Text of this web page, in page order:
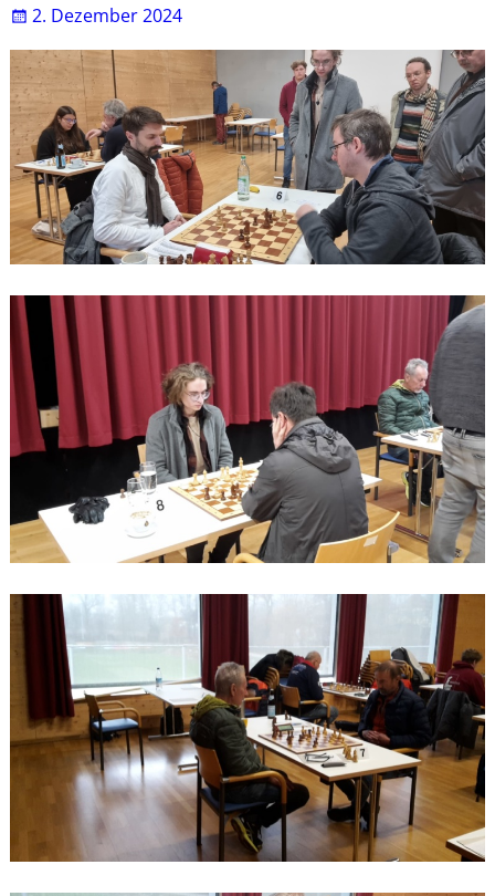
2. Dezember 2024